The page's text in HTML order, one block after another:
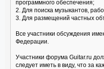
программного обеспечения;
2. Для поиска музыкантов,
3. Для размещений частных
Все участники обсуждения
Федерации.
Участники форума Guitar.ru
следует иметь в виду, что за